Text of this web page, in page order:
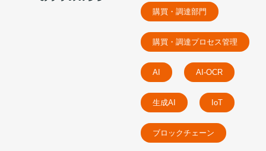
購買・調達部門
購買・調達プロセス管理
AI AI-OCR
生成AI IoT
ブロックチェーン